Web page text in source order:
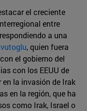
el creciente
entre
a una
, quien fuera
el gobierno del
con los EEUU de
la invasión de Irak
en la región, que ha
como Irak, Israel o